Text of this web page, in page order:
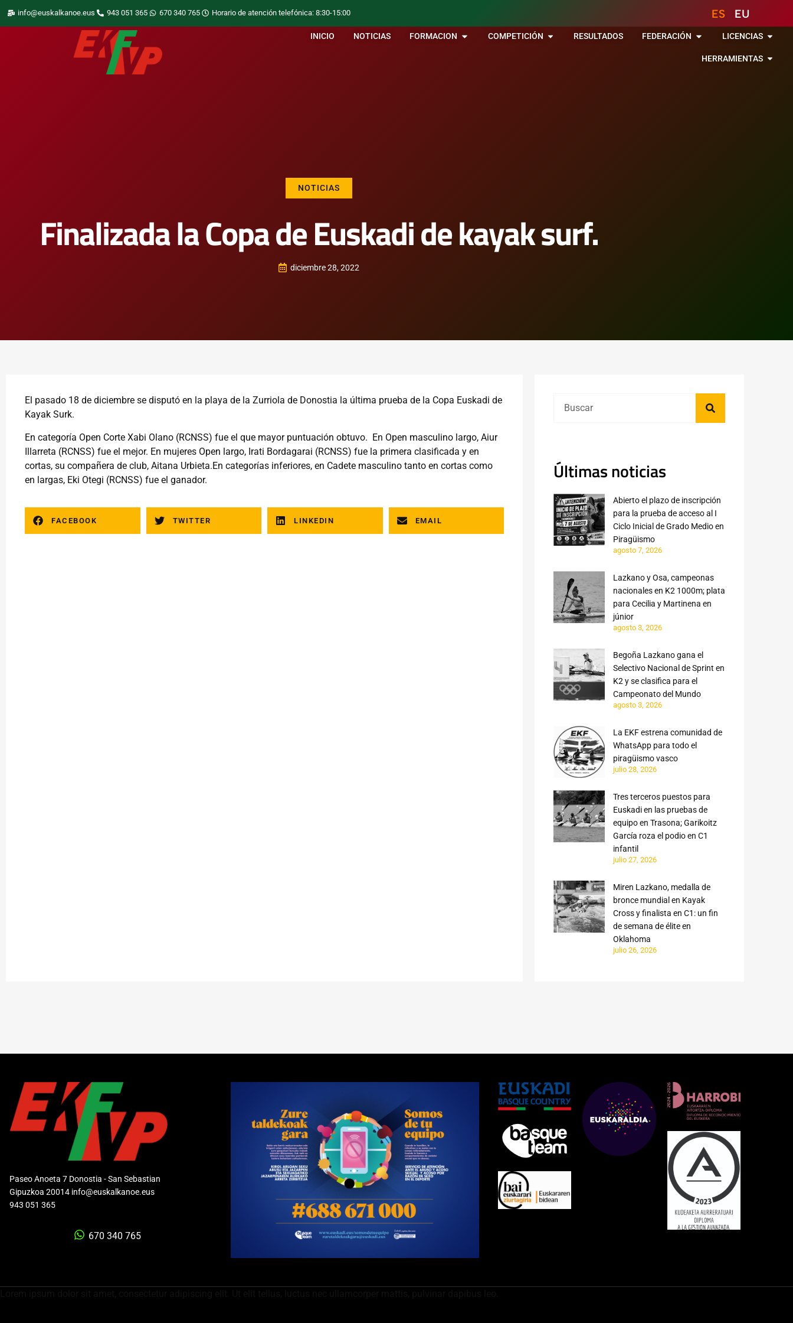
info@euskalkanoe.eus 943 051 365 670 340 765 Horario de atención telefónica: 8:30-15:00 ES EU
INICIO NOTICIAS FORMACION COMPETICIÓN RESULTADOS FEDERACIÓN LICENCIAS
HERRAMIENTAS
NOTICIAS
Finalizada la Copa de Euskadi de kayak surf.
diciembre 28, 2022
El pasado 18 de diciembre se disputó en la playa de la Zurriola de Donostia la última prueba de la Copa Euskadi de
Kayak Surk.
En categoría Open Corte Xabi Olano (RCNSS) fue el que mayor puntuación obtuvo. En Open masculino largo, Aiur
Illarreta (RCNSS) fue el mejor. En mujeres Open largo, Irati Bordagarai (RCNSS) fue la primera clasificada y en
cortas, su compañera de club, Aitana Urbieta.En categorías inferiores, en Cadete masculino tanto en cortas como
en largas, Eki Otegi (RCNSS) fue el ganador.
FACEBOOK TWITTER LINKEDIN EMAIL
Últimas noticias
Abierto el plazo de inscripción
para la prueba de acceso al I
Ciclo Inicial de Grado Medio en
Piragüismo
agosto 7, 2026
Lazkano y Osa, campeonas
nacionales en K2 1000m; plata
para Cecilia y Martinena en
júnior
agosto 3, 2026
Begoña Lazkano gana el
Selectivo Nacional de Sprint en
K2 y se clasifica para el
Campeonato del Mundo
agosto 3, 2026
La EKF estrena comunidad de
WhatsApp para todo el
piragüismo vasco
julio 28, 2026
Tres terceros puestos para
Euskadi en las pruebas de
equipo en Trasona; Garikoitz
García roza el podio en C1
infantil
julio 27, 2026
Miren Lazkano, medalla de
bronce mundial en Kayak
Cross y finalista en C1: un fin
de semana de élite en
Oklahoma
julio 26, 2026
Paseo Anoeta 7 Donostia - San Sebastian
Gipuzkoa 20014 info@euskalkanoe.eus
943 051 365
670 340 765